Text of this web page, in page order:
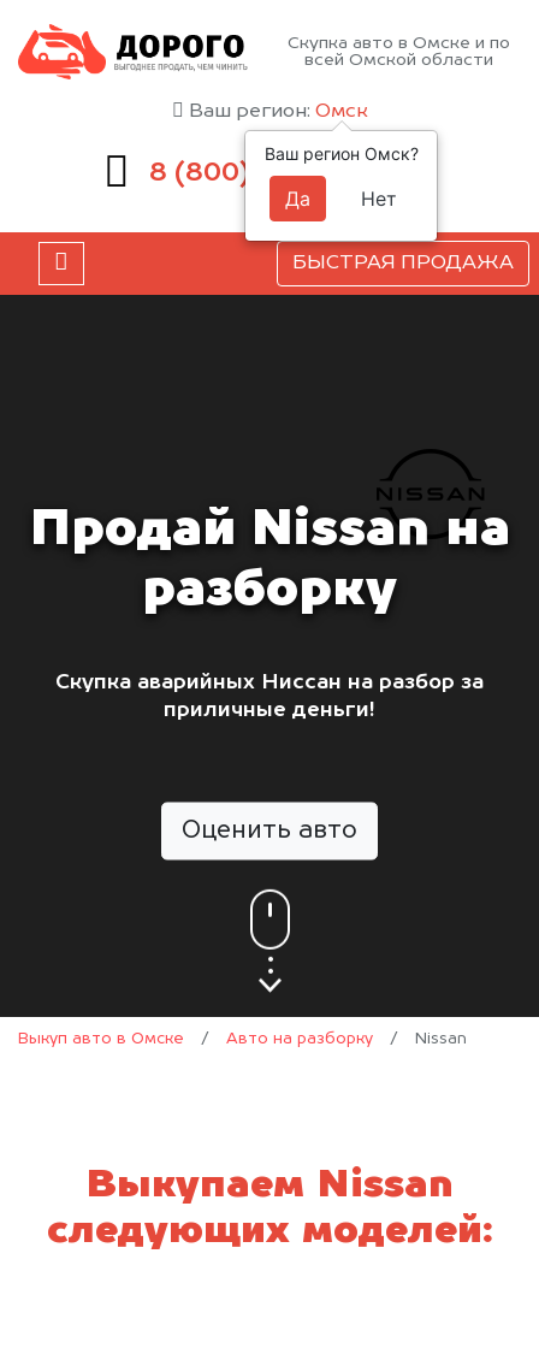
Скупка авто в Омске и по
всей Омской области
Ваш регион: Омск
8 (800) 551-81-15
БЫСТРАЯ ПРОДАЖА
Продай Nissan на
разборку
Скупка аварийных Ниссан на разбор за
приличные деньги!
Оценить авто
Выкуп авто в Омске / Авто на разборку / Nissan
Выкупаем Nissan
следующих моделей:
Ваш регион Омск?
Да Нет